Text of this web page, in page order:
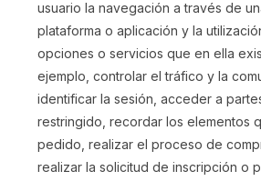
usuario la navegación a través de
plataforma o aplicación y la
opciones o servicios que en ella
ejemplo, controlar el tráfico y la
identificar la sesión, acceder a
restringido, recordar los elementos
pedido, realizar el proceso de
realizar la solicitud de inscripción o